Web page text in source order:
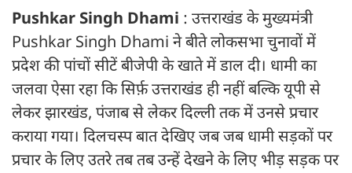
Pushkar Singh Dhami : उत्तराखंड के मुख्यमंत्री
Pushkar Singh Dhami ने बीते लोकसभा चुनावों में
प्रदेश की पांचों सीटें बीजेपी के खाते में डाल दी। धामी का
जलवा ऐसा रहा कि सिर्फ़ उत्तराखंड ही नहीं बल्कि यूपी से
लेकर झारखंड, पंजाब से लेकर दिल्ली तक में उनसे प्रचार
कराया गया। दिलचस्प बात देखिए जब जब धामी सड़कों पर
प्रचार के लिए उतरे तब तब उन्हें देखने के लिए भीड़ सड़क पर